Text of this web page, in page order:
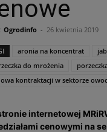
Ogrodinfo - 26 kwietnia 2019
aronia na koncentrat
do mrożenia
kontraktacji w sektorze
internetowej
cenowymi na